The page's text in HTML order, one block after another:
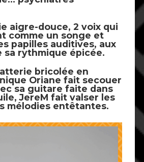
aigre-douce, 2 voix qui
comme un songe et
papilles auditives, aux
sa rythmique épicée.
bricolée en
Oriane fait secouer
sa guitare faite dans
JereM fait valser les
mélodies entêtantes.